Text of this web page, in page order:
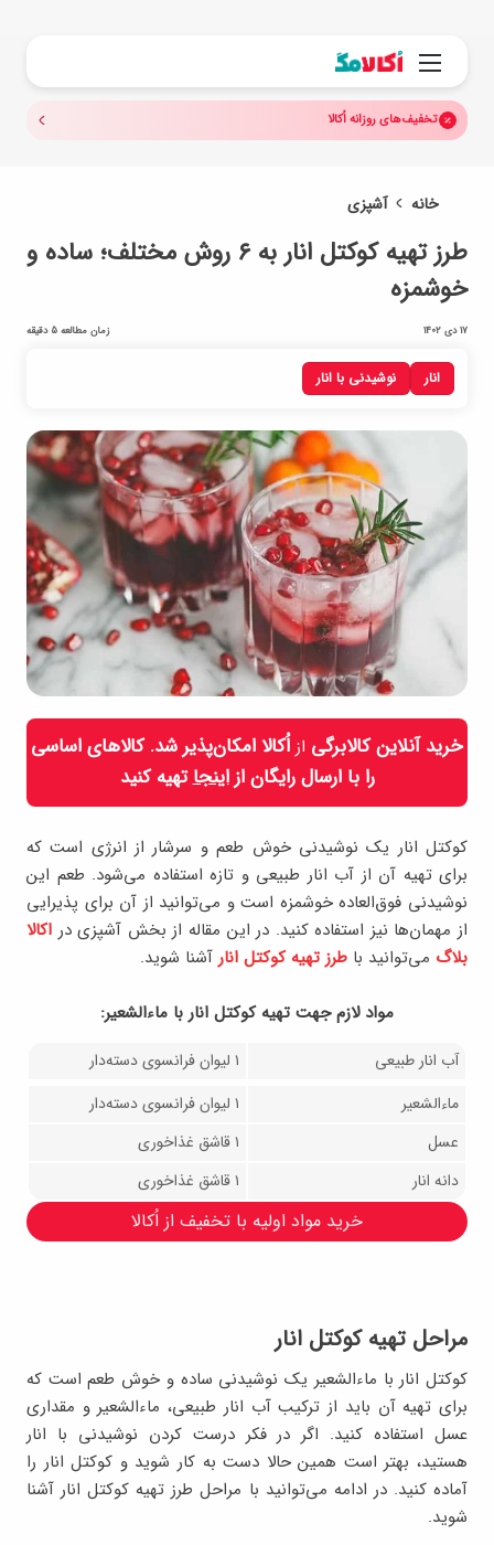
منو
تخفیف‌های روزانه اُکالا
خانه آشپزی
انار نوشیدنی با انار
طرز تهیه کوکتل انار به ۶ روش مختلف؛ ساده و
خوشمزه
17 دی 1402 زمان مطالعه 5 دقیقه
خرید آنلاین کالابرگی از اُکالا امکان‌پذیر شد. کالاهای اساسی
را با ارسال رایگان ازاینجاتهیه کنید
کوکتل انار یک نوشیدنی خوش طعم و سرشار از انرژی است که
برای تهیه آن از آب انار طبیعی و تازه استفاده می‌شود. طعم این
نوشیدنی فوق‌العاده خوشمزه است و می‌توانید از آن برای پذیرایی
از مهمان‌ها نیز استفاده کنید. در این مقاله از بخش آشپزی در اکالا
بلاگ می‌توانید با طرز تهیه کوکتل انارآشنا شوید.
مواد لازم جهت تهيه کوکتل انار با ماءالشعیر:
آب انار طبیعی
۱ لیوان فرانسوی دسته‌دار
ماءالشعیر
۱ لیوان فرانسوی دسته‌دار
عسل
۱ قاشق غذاخوری
دانه انار
۱ قاشق غذاخوری
خرید مواد اولیه با تخفیف از اُکالا
مراحل تهیه کوکتل انار
کوکتل انار با ماءالشعیر یک نوشیدنی ساده و خوش طعم است که
برای تهیه آن باید از ترکیب آب انار طبیعی، ماءالشعیر و مقداری
عسل استفاده کنید. اگر در فکر درست کردن نوشیدنی با انار
هستید، بهتر است همین حالا دست به کار شوید و کوکتل انار را
آماده کنید. در ادامه می‌توانید با مراحل طرز تهیه کوکتل انار آشنا
شوید.